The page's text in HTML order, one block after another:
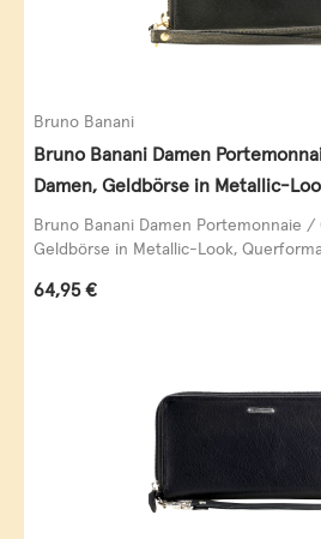
Bruno Banani
Bruno Banani Damen
Damen, Geldbörse in Metallic-
Leder, schwarz-gold
Bruno Banani Damen Portemonnaie /
Geldbörse in Metallic-Look,
Regulärer Preis:
64,95 €